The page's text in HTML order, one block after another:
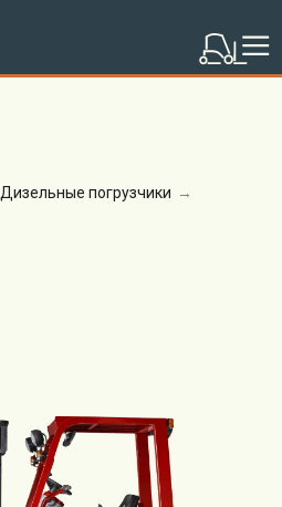
Дизельные погрузчики →